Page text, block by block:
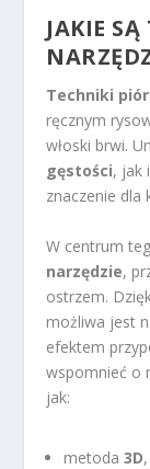
JAKIE
Techniki
ręcznym
włoski brwi.
gęstości, jak
znaczenie dla
W centrum
narzędzie,
ostrzem.
możliwa jest
efektem
wspomnieć o
jak:
metoda3D,